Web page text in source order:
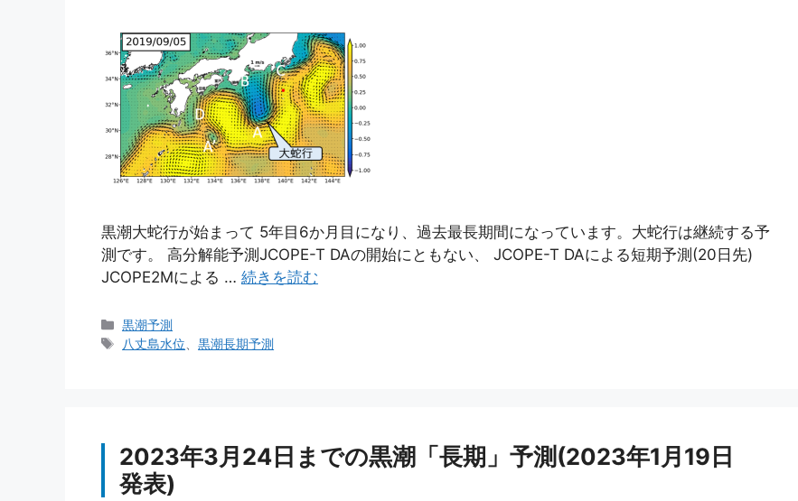
黒潮大蛇行が始まって 5年目6か月目になり、過去最長期間になっています。大蛇行は継続する予
測です。 高分解能予測JCOPE-T DAの開始にともない、 JCOPE-T DAによる短期予測(20日先)
JCOPE2Mによる … 続きを読む
カ
テ
黒潮予測
タ
八丈島水位 、黒潮長期予測
2023年3月24日までの黒潮「長期」予測(2023年1月19日
発表)